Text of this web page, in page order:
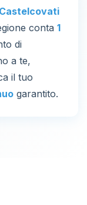
Castelcovati
conta 1
di
a te,
il tuo
garantito.